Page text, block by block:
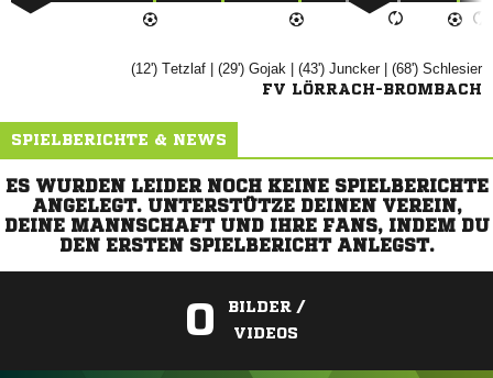
(12')  | (29')  | (43') | (68') 
FV LÖRRACH-BROMBACH
SPIELBERICHTE & NEWS
ES WURDEN LEIDER NOCH KEINE SPIELBERICHTE
ANGELEGT. UNTERSTÜTZE DEINEN VEREIN,
DEINE MANNSCHAFT UND IHRE FANS, INDEM DU
DEN ERSTEN SPIELBERICHT ANLEGST.
0
BILDER /
VIDEOS